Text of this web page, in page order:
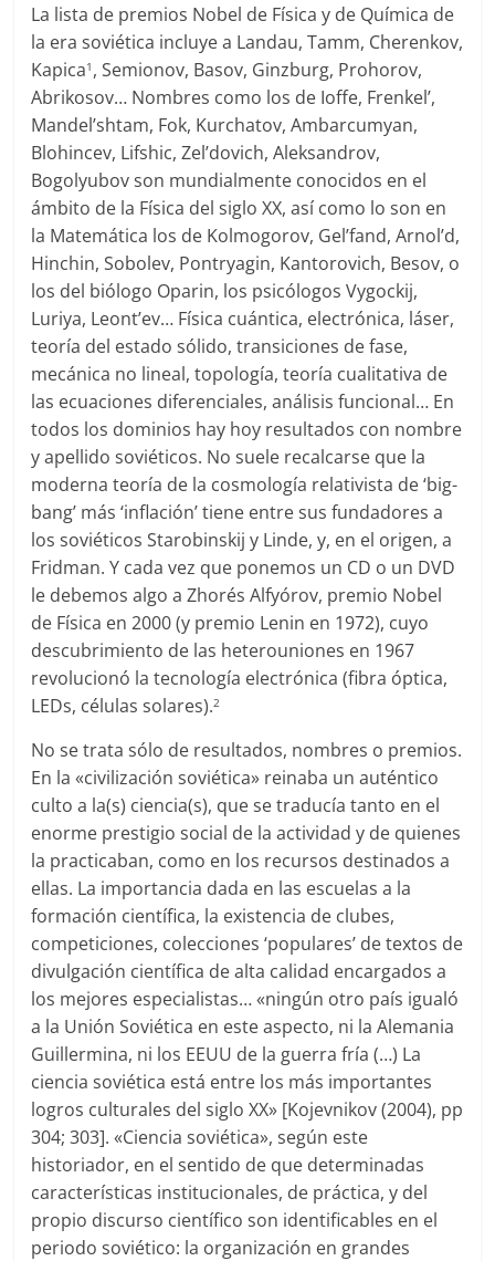
La lista de premios Nobel de Física y de Química de
la era soviética incluye a Landau, Tamm, Cherenkov,
Kapica1 , Semionov, Basov, Ginzburg, Prohorov,
Abrikosov… Nombres como los de Ioffe, Frenkel’,
Mandel’shtam, Fok, Kurchatov, Ambarcumyan,
Blohincev, Lifshic, Zel’dovich, Aleksandrov,
Bogolyubov son mundialmente conocidos en el
ámbito de la Física del siglo XX, así como lo son en
la Matemática los de Kolmogorov, Gel’fand, Arnol’d,
Hinchin, Sobolev, Pontryagin, Kantorovich, Besov, o
los del biólogo Oparin, los psicólogos Vygockij,
Luriya, Leont’ev… Física cuántica, electrónica, láser,
teoría del estado sólido, transiciones de fase,
mecánica no lineal, topología, teoría cualitativa de
las ecuaciones diferenciales, análisis funcional… En
todos los dominios hay hoy resultados con nombre
y apellido soviéticos. No suele recalcarse que la
moderna teoría de la cosmología relativista de ‘big-
bang’ más ‘inflación’ tiene entre sus fundadores a
los soviéticos Starobinskij y Linde, y, en el origen, a
Fridman. Y cada vez que ponemos un CD o un DVD
le debemos algo a Zhorés Alfyórov, premio Nobel
de Física en 2000 (y premio Lenin en 1972), cuyo
descubrimiento de las heterouniones en 1967
revolucionó la tecnología electrónica (fibra óptica,
LEDs, células solares).2
No se trata sólo de resultados, nombres o premios.
En la «civilización soviética» reinaba un auténtico
culto a la(s) ciencia(s), que se traducía tanto en el
enorme prestigio social de la actividad y de quienes
la practicaban, como en los recursos destinados a
ellas. La importancia dada en las escuelas a la
formación científica, la existencia de clubes,
competiciones, colecciones ‘populares’ de textos de
divulgación científica de alta calidad encargados a
los mejores especialistas… «ningún otro país igualó
a la Unión Soviética en este aspecto, ni la Alemania
Guillermina, ni los EEUU de la guerra fría (…) La
ciencia soviética está entre los más importantes
logros culturales del siglo XX» [Kojevnikov (2004), pp
304; 303]. «Ciencia soviética», según este
historiador, en el sentido de que determinadas
características institucionales, de práctica, y del
propio discurso científico son identificables en el
periodo soviético: la organización en grandes